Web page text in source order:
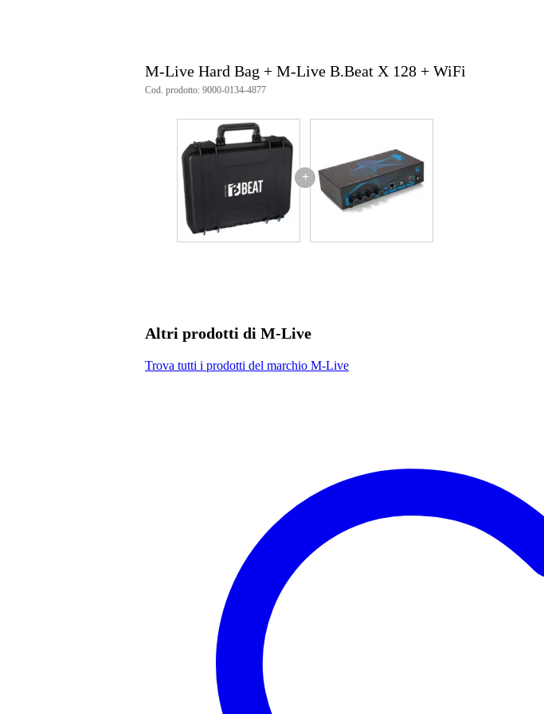
M-Live Hard Bag + M-Live B.Beat X 128 + WiFi
Cod. prodotto: 9000-0134-4877
+
Altri prodotti di M-Live
Trova tutti i prodotti del marchio M-Live